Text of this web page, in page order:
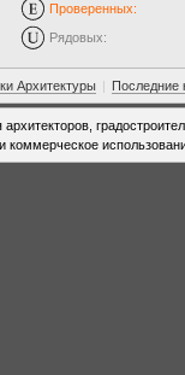
Проверенных:
Рядовых:
Архитектуры | Последние